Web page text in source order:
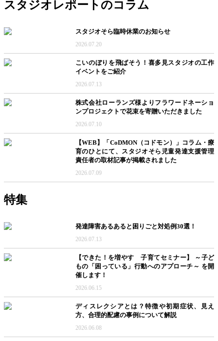
スタジオレポートのコラム
スタジオそら臨時休業のお知らせ
2026.07.20
こいのぼりを飛ばそう！喜多見スタジオの工作
イベントをご紹介
2026.07.13
株式会社ローランズ様よりフラワードネーショ
ンプロジェクトで花束を寄贈いただきました
2026.07.10
【WEB】「CoDMON（コドモン）」コラム・療
育のひとにて、スタジオそら児童発達支援管理
責任者の取材記事が掲載されました
2026.07.09
特集
発達障害あるあると困りごと対処例30選！
2026.07.13
【できた！を増やす 子育てセミナー】 ～子ど
もの「困っている」行動へのアプローチ～ を開
催します！
2026.06.15
ディスレクシアとは？特徴や初期症状、見え
方、合理的配慮の事例について解説
2026.06.08